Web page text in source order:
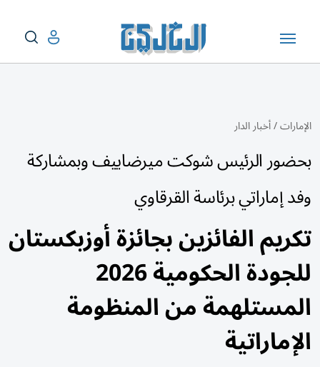
الإمارات/أخبار الدار
بحضور الرئيس شوكت ميرضاييف وبمشاركة
وفد إماراتي برئاسة القرقاوي
تكريم الفائزين بجائزة أوزبكستان
للجودة الحكومية 2026
المستلهمة من المنظومة
الإماراتية